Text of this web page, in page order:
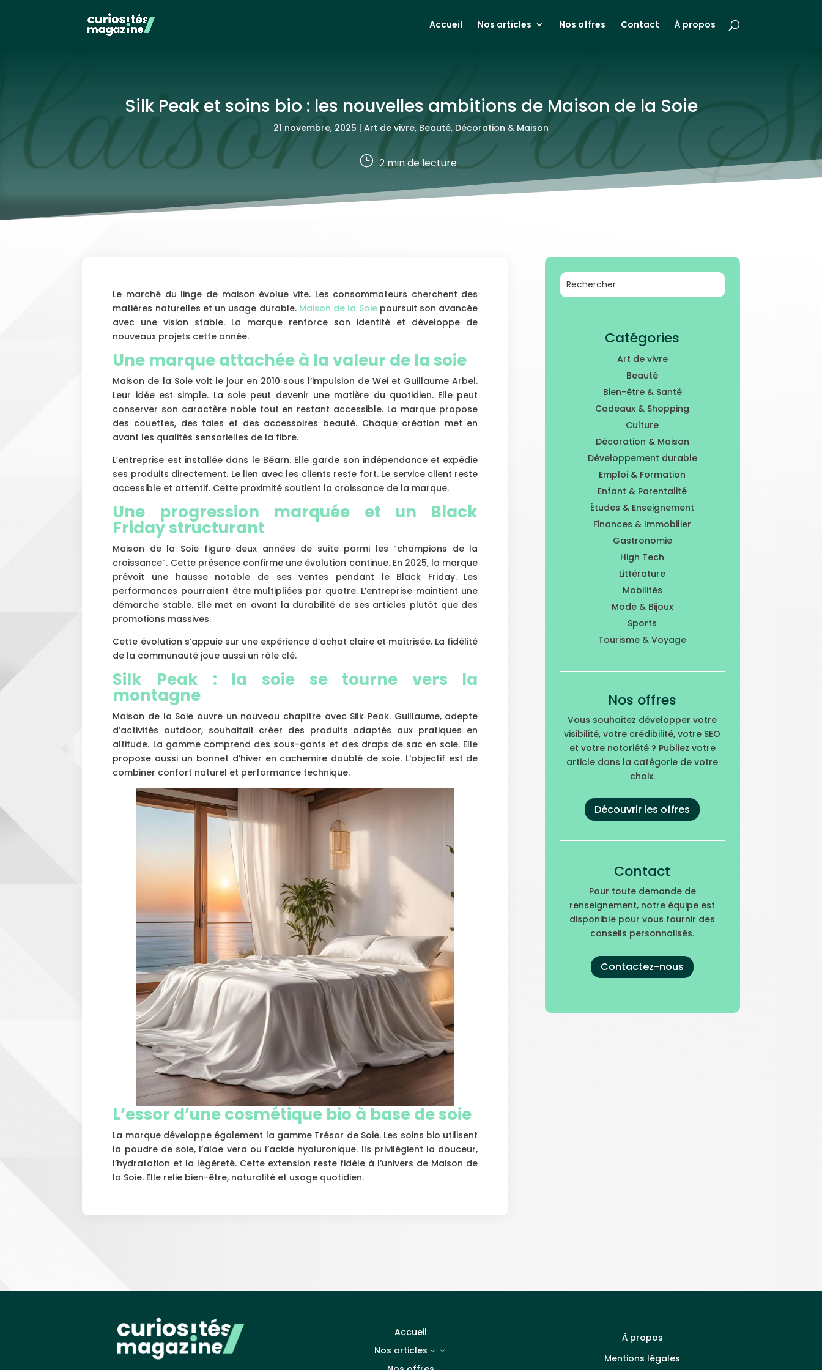
Accueil Nos articles Nos offres Contact À propos
Silk Peak et soins bio : les nouvelles ambitions de Maison de la Soie
21 novembre, 2025 | Art de vivre, Beauté, Décoration & Maison
} 2min de lecture
Le marché du linge de maison évolue vite. Les consommateurs cherchent des
matières naturelles et un usage durable. Maison de la Soiepoursuit son avancée
avec une vision stable. La marque renforce son identité et développe de
nouveaux projets cette année.
Une marque attachée à la valeur de la soie
Maison de la Soie voit le jour en 2010 sous l’impulsion de Wei et Guillaume Arbel.
Leur idée est simple. La soie peut devenir une matière du quotidien. Elle peut
conserver son caractère noble tout en restant accessible. La marque propose
des couettes, des taies et des accessoires beauté. Chaque création met en
avant les qualités sensorielles de la fibre.
L’entreprise est installée dans le Béarn. Elle garde son indépendance et expédie
ses produits directement. Le lien avec les clients reste fort. Le service client reste
accessible et attentif. Cette proximité soutient la croissance de la marque.
Une progression marquée et un Black
Friday structurant
Maison de la Soie figure deux années de suite parmi les “champions de la
croissance”. Cette présence confirme une évolution continue. En 2025, la marque
prévoit une hausse notable de ses ventes pendant le Black Friday. Les
performances pourraient être multipliées par quatre. L’entreprise maintient une
démarche stable. Elle met en avant la durabilité de ses articles plutôt que des
promotions massives.
Cette évolution s’appuie sur une expérience d’achat claire et maîtrisée. La fidélité
de la communauté joue aussi un rôle clé.
Silk Peak : la soie se tourne vers la
montagne
Maison de la Soie ouvre un nouveau chapitre avec Silk Peak. Guillaume, adepte
d’activités outdoor, souhaitait créer des produits adaptés aux pratiques en
altitude. La gamme comprend des sous-gants et des draps de sac en soie. Elle
propose aussi un bonnet d’hiver en cachemire doublé de soie. L’objectif est de
combiner confort naturel et performance technique.
L’essor d’une cosmétique bio à base de soie
La marque développe également la gamme Trésor de Soie. Les soins bio utilisent
la poudre de soie, l’aloe vera ou l’acide hyaluronique. Ils privilégient la douceur,
l’hydratation et la légèreté. Cette extension reste fidèle à l’univers de Maison de
la Soie. Elle relie bien-être, naturalité et usage quotidien.
Catégories
Art de vivre
Beauté
Bien-être & Santé
Cadeaux & Shopping
Culture
Décoration & Maison
Développement durable
Emploi & Formation
Enfant & Parentalité
Études & Enseignement
Finances & Immobilier
Gastronomie
High Tech
Littérature
Mobilités
Mode & Bijoux
Sports
Tourisme & Voyage
Nos offres
Vous souhaitez développer votre
visibilité, votre crédibilité, votre SEO
et votre notoriété ? Publiez votre
article dans la catégorie de votre
choix.
Découvrir les offres
Contact
Pour toute demande de
renseignement, notre équipe est
disponible pour vous fournir des
conseils personnalisés.
Contactez-nous
Accueil
Nos articles
3
À propos
Mentions légales